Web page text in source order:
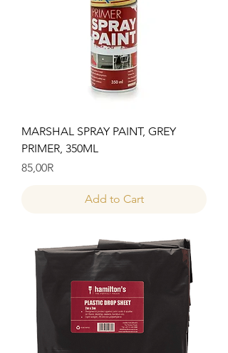
MARSHAL SPRAY PAINT, GREY
PRIMER, 350ML
Price
85,00R
Add to Cart